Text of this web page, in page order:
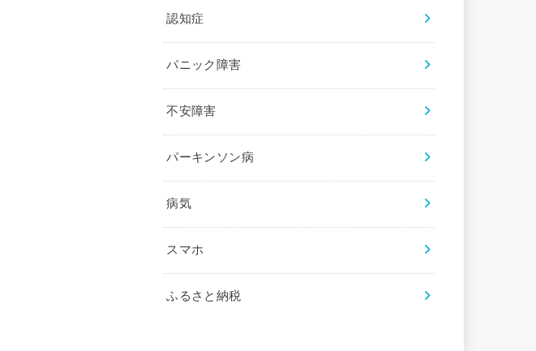
認知症
パニック障害
不安障害
パーキンソン病
病気
スマホ
ふるさと納税